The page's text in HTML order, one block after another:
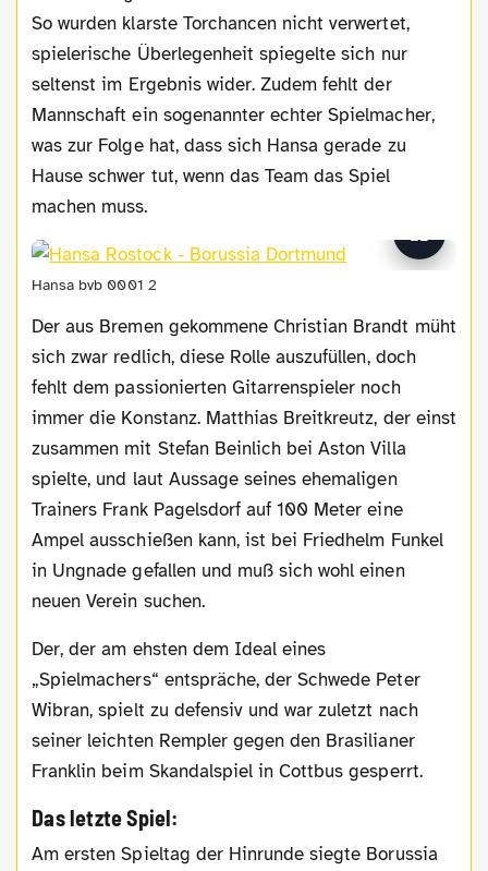
So wurden klarste Torchancen nicht verwertet,
spielerische Überlegenheit spiegelte sich nur
seltenst im Ergebnis wider. Zudem fehlt der
Mannschaft ein sogenannter echter Spielmacher,
was zur Folge hat, dass sich Hansa gerade zu
Hause schwer tut, wenn das Team das Spiel
machen muss.
Hansa bvb 0001 2
Der aus Bremen gekommene Christian Brandt müht
sich zwar redlich, diese Rolle auszufüllen, doch
fehlt dem passionierten Gitarrenspieler noch
immer die Konstanz. Matthias Breitkreutz, der einst
zusammen mit Stefan Beinlich bei Aston Villa
spielte, und laut Aussage seines ehemaligen
Trainers Frank Pagelsdorf auf 100 Meter eine
Ampel ausschießen kann, ist bei Friedhelm Funkel
in Ungnade gefallen und muß sich wohl einen
neuen Verein suchen.
Der, der am ehsten dem Ideal eines
„Spielmachers“ entspräche, der Schwede Peter
Wibran, spielt zu defensiv und war zuletzt nach
seiner leichten Rempler gegen den Brasilianer
Franklin beim Skandalspiel in Cottbus gesperrt.
Das letzte Spiel:
Am ersten Spieltag der Hinrunde siegte Borussia